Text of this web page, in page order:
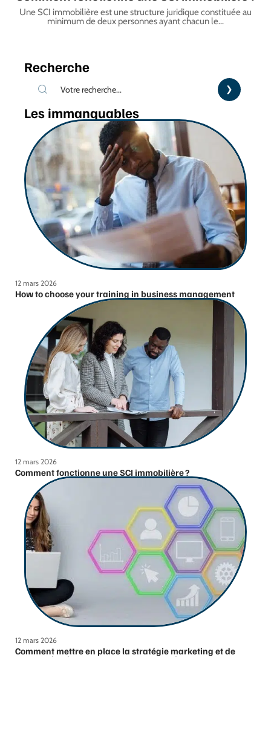
Une SCI immobilière est une structure juridique constituée au
minimum de deux personnes ayant chacun le…
Recherche
Les immanquables
12 mars 2026
How to choose your training in business management
12 mars 2026
Comment fonctionne une SCI immobilière ?
12 mars 2026
Comment mettre en place la stratégie marketing et de
communication d’une nouvelle entreprise ?